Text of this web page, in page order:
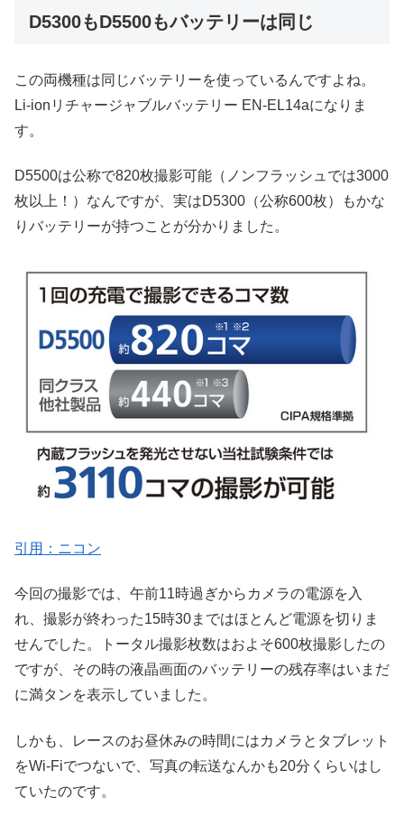
D5300もD5500もバッテリーは同じ
この両機種は同じバッテリーを使っているんですよね。
Li-ionリチャージャブルバッテリー EN-EL14aになりま
す。
D5500は公称で820枚撮影可能（ノンフラッシュでは3000
枚以上！）なんですが、実はD5300（公称600枚）もかな
りバッテリーが持つことが分かりました。
引用：ニコン
今回の撮影では、午前11時過ぎからカメラの電源を入
れ、撮影が終わった15時30まではほとんど電源を切りま
せんでした。トータル撮影枚数はおよそ600枚撮影したの
ですが、その時の液晶画面のバッテリーの残存率はいまだ
に満タンを表示していました。
しかも、レースのお昼休みの時間にはカメラとタブレット
をWi-Fiでつないで、写真の転送なんかも20分くらいはし
ていたのです。